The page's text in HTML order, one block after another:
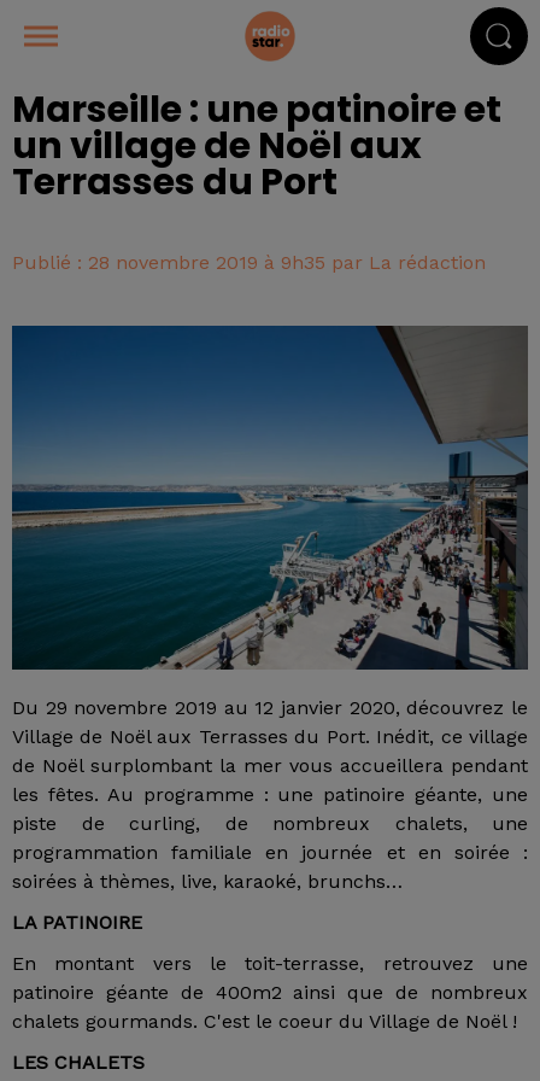
Marseille : une patinoire et
un village de Noël aux
Terrasses du Port
Publié : 28 novembre 2019 à 9h35 par La rédaction
Du 29 novembre 2019 au 12 janvier 2020, découvrez le
Village de Noël aux Terrasses du Port. Inédit, ce village
de Noël surplombant la mer vous accueillera pendant
les fêtes. Au programme : une patinoire géante, une
piste de curling, de nombreux chalets, une
programmation familiale en journée et en soirée :
soirées à thèmes, live, karaoké, brunchs…
LA PATINOIRE
En montant vers le toit-terrasse, retrouvez une
patinoire géante de 400m2 ainsi que de nombreux
chalets gourmands. C'est le coeur du Village de Noël !
LES CHALETS